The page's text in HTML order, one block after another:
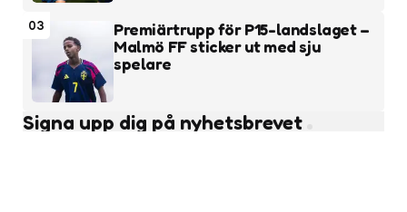
03
Premiärtrupp för P15-landslaget –
Malmö FF sticker ut med sju
spelare
Signa upp dig på nyhetsbrevet